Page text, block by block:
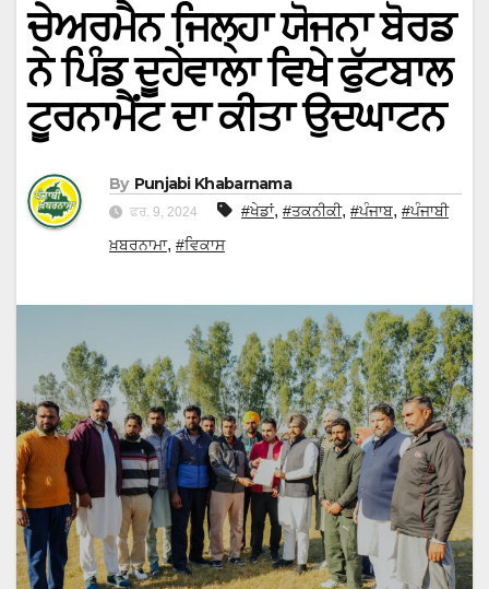
ਚੇਅਰਮੈਨ ਜਿ਼ਲ੍ਹਾ ਯੋਜਨਾ ਬੋਰਡ
ਨੇ ਪਿੰਡ ਦੂਹੇਵਾਲਾ ਵਿਖੇ ਫੁੱਟਬਾਲ
ਟੂਰਨਾਮੈਂਟ ਦਾ ਕੀਤਾ ਉਦਘਾਟਨ
By Punjabi Khabarnama
ਫਰ. 9, 2024 #ਖੇਡਾਂ, #ਤਕਨੀਕੀ, #ਪੰਜਾਬ, #ਪੰਜਾਬੀ
ਖ਼ਬਰਨਾਮਾ, #ਵਿਕਾਸ